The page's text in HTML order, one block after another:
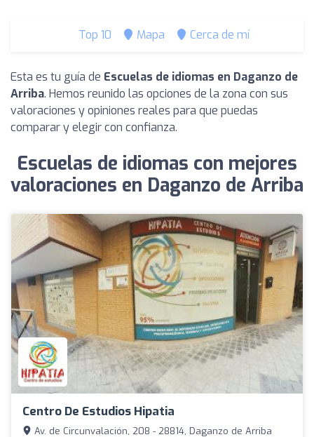
Top 10 Mapa Cerca de mí
Esta es tu guía de Escuelas de idiomas en Daganzo de
Arriba. Hemos reunido las opciones de la zona con sus
valoraciones y opiniones reales para que puedas
comparar y elegir con confianza.
Escuelas de idiomas con mejores
valoraciones en Daganzo de Arriba
Centro De Estudios Hipatia
Av. de Circunvalación, 208 - 28814, Daganzo de Arriba